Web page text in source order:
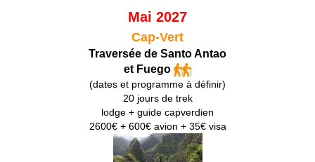
Mai 2027
Cap-Vert
Traversée de Santo Antao
et Fuego
(dates et programme à définir)
20 jours de trek
lodge + guide capverdien
2600€ + 600€ avion + 35€ visa